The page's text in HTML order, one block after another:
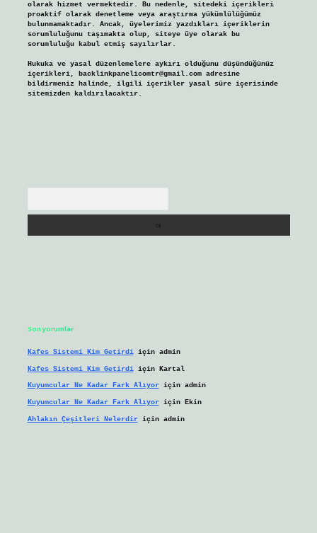
olarak hizmet vermektedir. Bu nedenle, sitedeki içerikleri
proaktif olarak denetleme veya araştırma yükümlülüğümüz
bulunmamaktadır. Ancak, üyelerimiz yazdıkları içeriklerin
sorumluluğunu taşımakta olup, siteye üye olarak bu
sorumluluğu kabul etmiş sayılırlar.
Hukuka ve yasal düzenlemelere aykırı olduğunu düşündüğünüz
içerikleri, backlinkpanelicomtr@gmail.comadresine
bildirmeniz halinde, ilgili içerikler yasal süre içerisinde
sitemizden kaldırılacaktır.
Son yorumlar
Kafes Sistemi Kim Getirdiiçin admin
Kafes Sistemi Kim Getirdiiçin Kartal
Kuyumcular Ne Kadar Fark Alıyoriçin admin
Kuyumcular Ne Kadar Fark Alıyoriçin Ekin
Ahlakın Çeşitleri Nelerdiriçin admin